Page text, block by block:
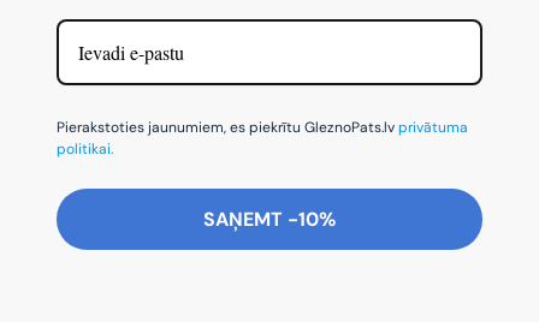
Pierakstoties jaunumiem, es piekrītu GleznoPats.lvprivātuma
politikai.
SAŅEMT -10%